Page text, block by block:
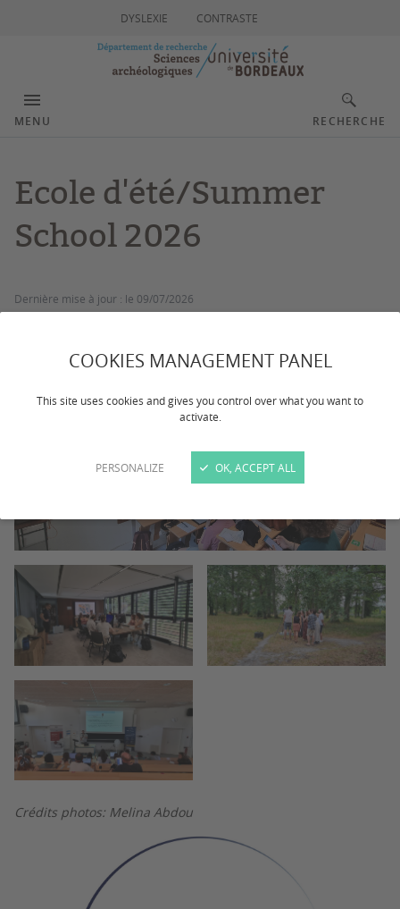
COOKIES MANAGEMENT PANEL
This site uses cookies and gives you control over what you want to
activate.
PERSONALIZE OK, ACCEPT ALL
DYSLEXIE CONTRASTE
MENU RECHERCHE
Ecole d'été/Summer
School 2026
Dernière mise à jour : le 09/07/2026
Crédits photos: Melina Abdou